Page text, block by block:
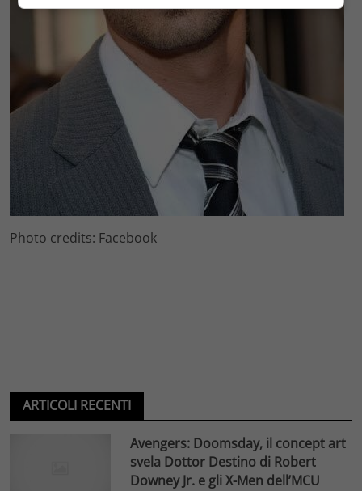
Photo credits: Facebook
ARTICOLI RECENTI
Avengers: Doomsday, il concept art
svela Dottor Destino di Robert
Downey Jr. e gli X-Men dell’MCU